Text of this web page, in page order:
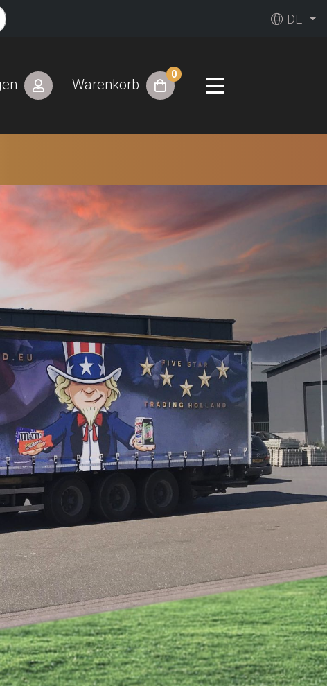
DE
Warenkorb
0